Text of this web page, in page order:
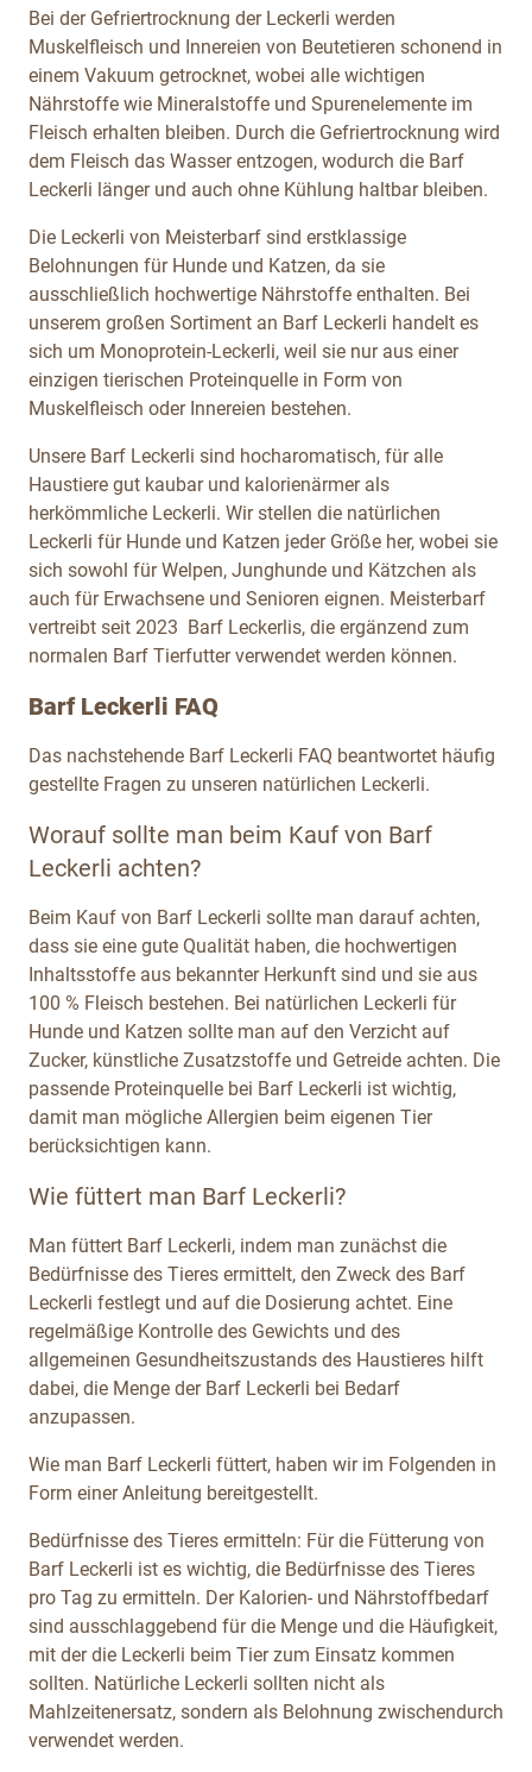
Bei der Gefriertrocknung der Leckerli werden
Muskelfleisch und Innereien von Beutetieren schonend in
einem Vakuum getrocknet, wobei alle wichtigen
Nährstoffe wie Mineralstoffe und Spurenelemente im
Fleisch erhalten bleiben. Durch die Gefriertrocknung wird
dem Fleisch das Wasser entzogen, wodurch die Barf
Leckerli länger und auch ohne Kühlung haltbar bleiben.
Die Leckerli von Meisterbarf sind erstklassige
Belohnungen für Hunde und Katzen, da sie
ausschließlich hochwertige Nährstoffe enthalten. Bei
unserem großen Sortiment an Barf Leckerli handelt es
sich um Monoprotein-Leckerli, weil sie nur aus einer
einzigen tierischen Proteinquelle in Form von
Muskelfleisch oder Innereien bestehen.
Unsere Barf Leckerli sind hocharomatisch, für alle
Haustiere gut kaubar und kalorienärmer als
herkömmliche Leckerli. Wir stellen die natürlichen
Leckerli für Hunde und Katzen jeder Größe her, wobei sie
sich sowohl für Welpen, Junghunde und Kätzchen als
auch für Erwachsene und Senioren eignen. Meisterbarf
vertreibt seit 2023 Barf Leckerlis, die ergänzend zum
normalen Barf Tierfutter verwendet werden können.
Barf Leckerli FAQ
Das nachstehende Barf Leckerli FAQ beantwortet häufig
gestellte Fragen zu unseren natürlichen Leckerli.
Worauf sollte man beim Kauf von Barf
Leckerli achten?
Beim Kauf von Barf Leckerli sollte man darauf achten,
dass sie eine gute Qualität haben, die hochwertigen
Inhaltsstoffe aus bekannter Herkunft sind und sie aus
100 % Fleisch bestehen. Bei natürlichen Leckerli für
Hunde und Katzen sollte man auf den Verzicht auf
Zucker, künstliche Zusatzstoffe und Getreide achten. Die
passende Proteinquelle bei Barf Leckerli ist wichtig,
damit man mögliche Allergien beim eigenen Tier
berücksichtigen kann.
Wie füttert man Barf Leckerli?
Man füttert Barf Leckerli, indem man zunächst die
Bedürfnisse des Tieres ermittelt, den Zweck des Barf
Leckerli festlegt und auf die Dosierung achtet. Eine
regelmäßige Kontrolle des Gewichts und des
allgemeinen Gesundheitszustands des Haustieres hilft
dabei, die Menge der Barf Leckerli bei Bedarf
anzupassen.
Wie man Barf Leckerli füttert, haben wir im Folgenden in
Form einer Anleitung bereitgestellt.
Bedürfnisse des Tieres ermitteln: Für die Fütterung von
Barf Leckerli ist es wichtig, die Bedürfnisse des Tieres
pro Tag zu ermitteln. Der Kalorien- und Nährstoffbedarf
sind ausschlaggebend für die Menge und die Häufigkeit,
mit der die Leckerli beim Tier zum Einsatz kommen
sollten. Natürliche Leckerli sollten nicht als
Mahlzeitenersatz, sondern als Belohnung zwischendurch
verwendet werden.